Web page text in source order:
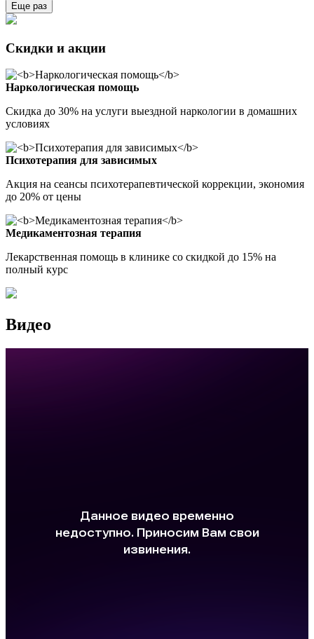
Еще раз
Скидки и акции
Наркологическая помощь
Скидка до 30% на услуги выездной наркологии в домашних
условиях
Психотерапия для зависимых
Акция на сеансы психотерапевтической коррекции, экономия
до 20% от цены
Медикаментозная терапия
Лекарственная помощь в клинике со скидкой до 15% на
полный курс
Видео